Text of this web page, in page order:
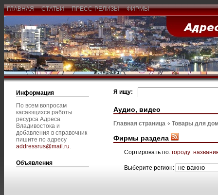
ГЛАВНАЯ СТАТЬИ ПРЕСС-РЕЛИЗЫ ФИРМЫ
Информация
По всем вопросам
касающихся работы
ресурса Адреса
Владивостока и
добавления в справочник
пишите по адресу
addressrus@mail.ru.
Объявления
Я ищу:
Аудио, видео
Главная страница Товары для
Фирмы раздела
Сортировать по: городу
Выберите регион: